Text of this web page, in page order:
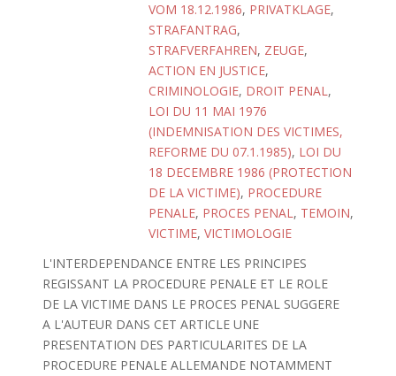
VOM 18.12.1986, PRIVATKLAGE,
STRAFANTRAG,
STRAFVERFAHREN, ZEUGE,
ACTION EN JUSTICE,
CRIMINOLOGIE, DROIT PENAL,
LOI DU 11 MAI 1976
(INDEMNISATION DES VICTIMES,
REFORME DU 07.1.1985), LOI DU
18 DECEMBRE 1986 (PROTECTION
DE LA VICTIME), PROCEDURE
PENALE, PROCES PENAL, TEMOIN,
VICTIME, VICTIMOLOGIE
L'INTERDEPENDANCE ENTRE LES PRINCIPES
REGISSANT LA PROCEDURE PENALE ET LE ROLE
DE LA VICTIME DANS LE PROCES PENAL SUGGERE
A L'AUTEUR DANS CET ARTICLE UNE
PRESENTATION DES PARTICULARITES DE LA
PROCEDURE PENALE ALLEMANDE NOTAMMENT